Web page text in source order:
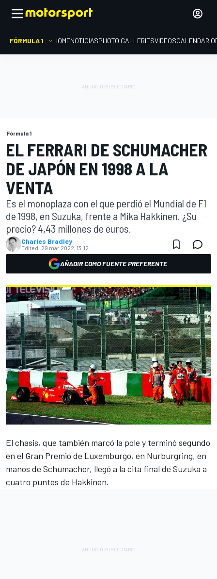
FÓRMULA 1 HOMENOTICIASPHOTO GALLERIESVIDEOSCALENDARIO
Fórmula 1
EL FERRARI DE SCHUMACHER
DE JAPÓN EN 1998 A LA
VENTA
Es el monoplaza con el que perdió el Mundial de F1
de 1998, en Suzuka, frente a Mika Hakkinen. ¿Su
precio? 4,43 millones de euros.
Charles Bradley
Edited: 29 mar 2022, 13:12
AÑADIR COMO FUENTE PREFERENTE
El chasis, que también marcó la pole y terminó segundo
en el Gran Premio de Luxemburgo, en Nurburgring, en
manos de Schumacher, llegó a la cita final de Suzuka a
cuatro puntos de Hakkinen.